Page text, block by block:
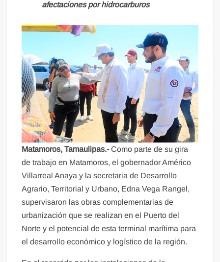
afectaciones por hidrocarburos
Matamoros, Tamaulipas.-Como parte de su gira
de trabajo en Matamoros, el gobernador Américo
Villarreal Anaya y la secretaria de Desarrollo
Agrario, Territorial y Urbano, Edna Vega Rangel,
supervisaron las obras complementarias de
urbanización que se realizan en el Puerto del
Norte y el potencial de esta terminal marítima para
el desarrollo económico y logístico de la región.